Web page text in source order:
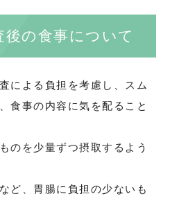
の食事について
による負担を考慮し、スム
食事の内容に気を配ること
のを少量ずつ摂取するよう
ど、胃腸に負担の少ないも